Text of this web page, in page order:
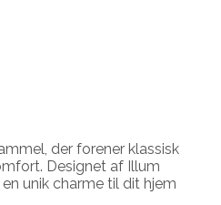
der forener klassisk
Designet af Illum
unik charme til dit hjem